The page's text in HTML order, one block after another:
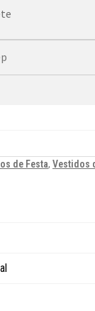
de Festa, Vestidos